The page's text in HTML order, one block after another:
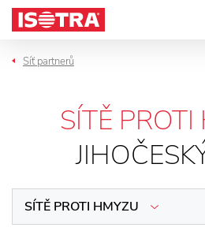
Přeskočit na obsah
Síť partnerů
SÍTĚ
SÍTĚ PROTI HMYZU